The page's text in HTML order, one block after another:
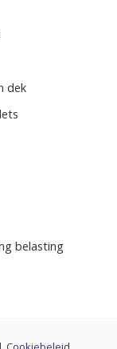
dek
belasting